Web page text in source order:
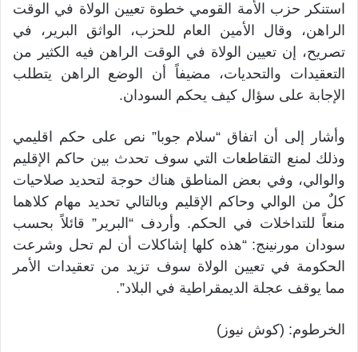
استنكر حزب الأمة القومي خطوة تعيين الولاة في الوقت
الراهن، وقال الأمين العام للحزب، الواثق البرير، في
تصريح، إن تعيين الولاة في الوقت الراهن فيه الكثير من
التعقيدات والتحديات، مضيفاً أن الوضع الراهن يتطلب
الإجابة على سؤال كيف يحكم السودان.
وأشار إلى أن اتفاق “سلام جوبا” نص على حكم اقليمي
وذلك لمنع التقاطعات التي سوف تحدث بين حاكم الإقليم
والوالي، وفي بعض المناطق هناك حوجة لتحديد صلاحيات
كلٌ من الوالي وحاكم الإقليم وبالتالي تحديد مهام كلاهما
منعاً للتداخلات في الحكم. وأردف “البرير” قائلاً بحسب
سودان مورنينج: “هذه كلها إشاكلات أن لم تحل وشرعت
الحكومة في تعيين الولاة سوف تزيد من تعقيدات الأمر
مما يوقف عجلة الديمقراطية في البلاد”.
الخرطوم: (كوش نيوز)